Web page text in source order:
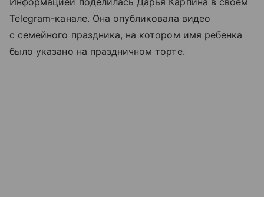
Telegram-канале. Она опубликовала видео
с семейного праздника, на котором имя ребенка
было указано на праздничном торте.